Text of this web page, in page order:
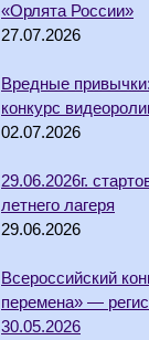
«Орлята России»
27.07.2026
Вредные
конкурс
02.07.2026
29.06.2026г.
летнего лагеря
29.06.2026
Всероссийский
перемена» —
30.05.2026